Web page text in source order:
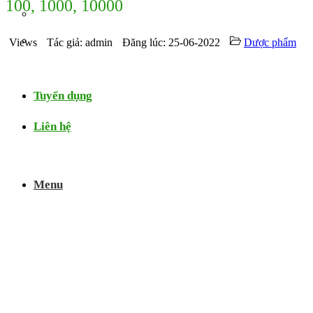
Video
Chứng nhận
Tuyển dụng
Liên hệ
Menu
100, 1000, 10000
Views Tác giả: admin Đăng lúc: 25-06-2022 Dược phẩm